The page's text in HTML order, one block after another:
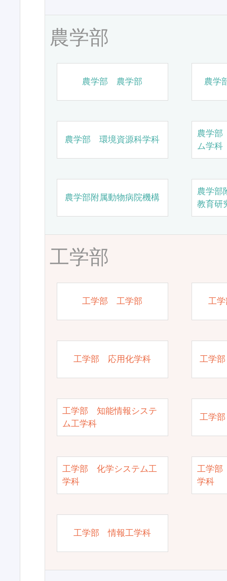
農学部
農学部 農学部 農学
農学部 環境資源科学科
農学
ム学科
農学部附属動物病院機構
農学部
教育研
工学部
工学部 工学部 工
工学部 応用化学科 工学
工学部 知能情報システ
ム工学科
工学
工学部 化学システム工
学科
工学部
学科
工学部 情報工学科